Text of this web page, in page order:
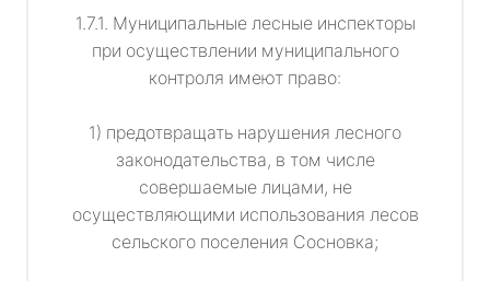
1.7.1. Муниципальные лесные инспекторы
при осуществлении муниципального
контроля имеют право:
1) предотвращать нарушения лесного
законодательства, в том числе
совершаемые лицами, не
осуществляющими использования лесов
сельского поселения Сосновка;